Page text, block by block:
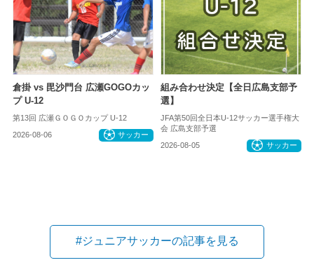
倉掛 vs 毘沙門台 広瀬GOGOカッ
プ U-12
第13回 広瀬ＧＯＧＯカップ U-12
2026-08-06 サッカー
組み合わせ決定【全日広島支部予
選】
JFA第50回全日本U-12サッカー選手権大
会 広島支部予選
2026-08-05 サッカー
#ジュニアサッカーの記事を見る